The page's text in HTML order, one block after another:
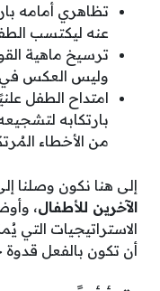
تظاهري أمامه
عنه ليكتسب
ترسيخ ماهية
وليس العكس
امتداح الطفل
بارتكابه
من الأخطاء
إلى هنا نكون وصلنا
الآخرين للأطفال،
الاستراتيجيات التي
أن تكون بالفعل قدوة